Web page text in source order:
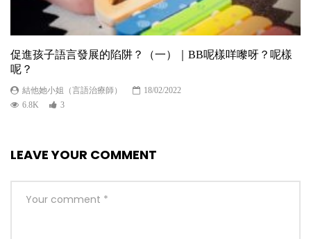
促進孩子語言發展的陷阱？（一）｜BB呢樣咩嚟呀？呢樣
呢？
結他她小姐（言語治療師）
18/02/2022
6.8K
3
LEAVE YOUR COMMENT